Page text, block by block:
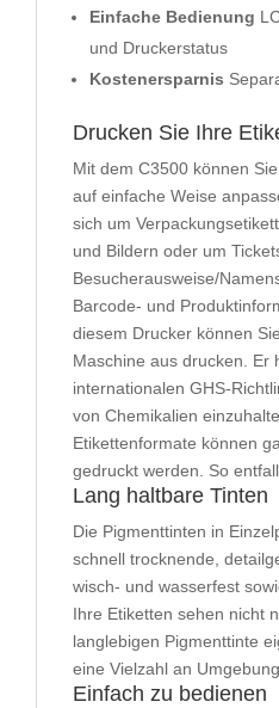
Einfache Bedienung
und Druckerstatus
Kostenersparnis
Drucken Sie Ihre
Mit dem C3500 können
auf einfache Weise
sich um
und Bildern oder um
Besucherausweise/
Barcode- und
diesem Drucker können
Maschine aus drucken. Er
internationalen GHS-
von Chemikalien
Etikettenformate können
gedruckt werden. So
Lang haltbare Tinten
Die Pigmenttinten in
schnell trocknende,
wisch- und wasserfest
Ihre Etiketten sehen nicht
langlebigen Pigmenttinte
eine Vielzahl an
Einfach zu bedienen